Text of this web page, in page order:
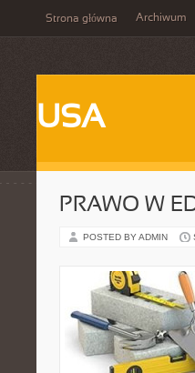
Strona główna Archiwum
USA
PRAWO W
POSTED BY ADMIN